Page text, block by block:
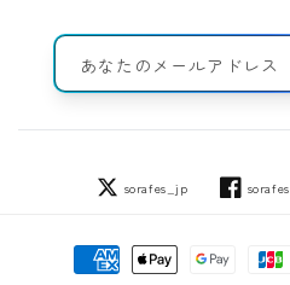
あなたのメールアドレス
Twitter
sorafes_jp Facebook
sorafes
決
済